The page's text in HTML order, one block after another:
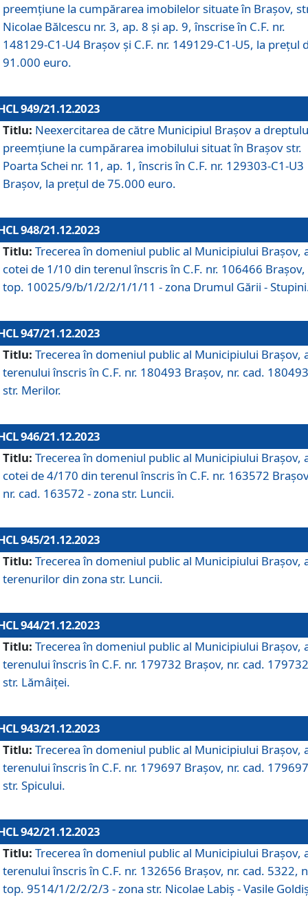
preemțiune la cumpărarea imobilelor situate în Brașov,
Nicolae Bălcescu nr. 3, ap. 8 și ap. 9, înscrise în C.F. nr.
148129-C1-U4 Brașov și C.F. nr. 149129-C1-U5, la prețul
91.000 euro.
949/21.12.2023
Titlu: Neexercitarea de către Municipiul Brașov a
preemțiune la cumpărarea imobilului situat în Brașov str.
Poarta Schei nr. 11, ap. 1, înscris în C.F. nr. 129303-C1-U3
Brașov, la prețul de 75.000 euro.
948/21.12.2023
Titlu: Trecerea în domeniul public al Municipiului Braşov,
cotei de 1/10 din terenul înscris în C.F. nr. 106466 Brașov,
top. 10025/9/b/1/2/2/1/1/11 - zona Drumul Gării -
947/21.12.2023
Titlu: Trecerea în domeniul public al Municipiului Braşov,
terenului înscris în C.F. nr. 180493 Brașov, nr. cad.
str. Merilor.
946/21.12.2023
Titlu: Trecerea în domeniul public al Municipiului Braşov,
cotei de 4/170 din terenul înscris în C.F. nr. 163572
nr. cad. 163572 - zona str. Luncii.
945/21.12.2023
Titlu: Trecerea în domeniul public al Municipiului Braşov,
terenurilor din zona str. Luncii.
944/21.12.2023
Titlu: Trecerea în domeniul public al Municipiului Braşov,
terenului înscris în C.F. nr. 179732 Brașov, nr. cad.
str. Lămâiței.
943/21.12.2023
Titlu: Trecerea în domeniul public al Municipiului Braşov,
terenului înscris în C.F. nr. 179697 Brașov, nr. cad.
str. Spicului.
942/21.12.2023
Titlu: Trecerea în domeniul public al Municipiului Braşov,
terenului înscris în C.F. nr. 132656 Brașov, nr. cad. 5322,
top. 9514/1/2/2/2/3 - zona str. Nicolae Labiș - Vasile